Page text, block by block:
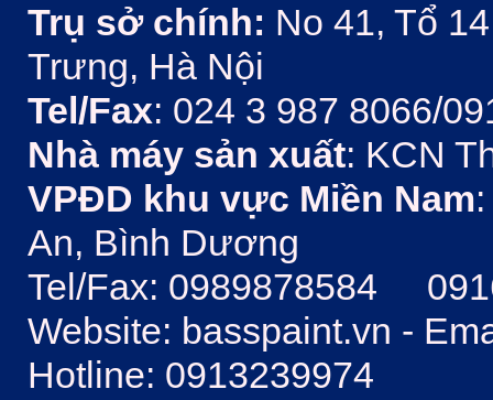
Trụ sở chính: No 41, Tổ
Trưng, Hà Nội
Tel/Fax: 024 3 987 8066/
Nhà máy sản xuất: KCN
VPĐD khu vực Miền Nam
An, Bình Dương
Tel/Fax: 0989878584
Website: basspaint.vn -
Hotline: 0913239974